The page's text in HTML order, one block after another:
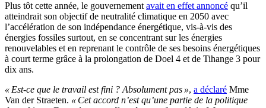
Plus tôt cette année, le gouvernement avait en effet annoncé qu’il
atteindrait son objectif de neutralité climatique en 2050 avec
l’accélération de son indépendance énergétique, vis-à-vis des
énergies fossiles surtout, en se concentrant sur les énergies
renouvelables et en reprenant le contrôle de ses besoins énergétiques
à court terme grâce à la prolongation de Doel 4 et de Tihange 3 pour
dix ans.
« Est-ce que le travail est fini ? Absolument pas », a déclaré Mme
Van der Straeten. « Cet accord n’est qu’une partie de la politique